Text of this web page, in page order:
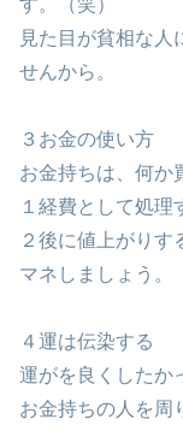
す。（笑）
見た目が貧相な人
せんから。
３お金の使い方
お金持ちは、何か
１経費として処理
２後に値上がりす
マネしましょう。
４運は伝染する
運がを良くしたか
お金持ちの人を周